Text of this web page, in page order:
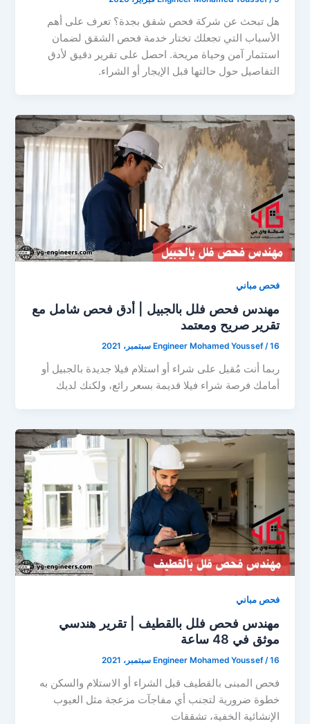
هل تبحث عن شركة فحص شقق بجدة؟ تعرف على أهم
الأسباب التي تجعلك تختار خدمة فحص الشقق لضمان
استثمار آمن وحياة مريحة. احصل على تقرير دقيق لأدق
التفاصيل حول حالتها قبل الإيجار أو الشراء.
فحص مباني
مهندس فحص فلل بالجبيل | أدق فحص شامل مع
تقرير صريح ومعتمد
Engineer Mohamed Youssef/16 سبتمبر، 2021
ربما أنت مُقبل على شراء أو استلام فيلا جديدة بالجبيل أو
أمامك فرصة شراء فيلا قديمة بسعر رائع، ولكنك لديك
فحص مباني
مهندس فحص فلل بالقطيف | تقرير هندسي
موثق في 48 ساعة
Engineer Mohamed Youssef/16 سبتمبر، 2021
فحص المبنى بالقطيف قبل الشراء أو الاستلام والسكن به
خطوة ضرورية لتجنب أي مفاجآت مزعجة مثل العيوب
الإنشائية الخفية، تشققات